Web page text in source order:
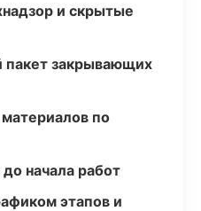
и скрытые
пакет закрывающих
по
начала работ
этапов и